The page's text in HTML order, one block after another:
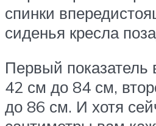
спинки
сиденья кресла
Первый показатель
42 см до 84 см,
до 86 см. И хотя